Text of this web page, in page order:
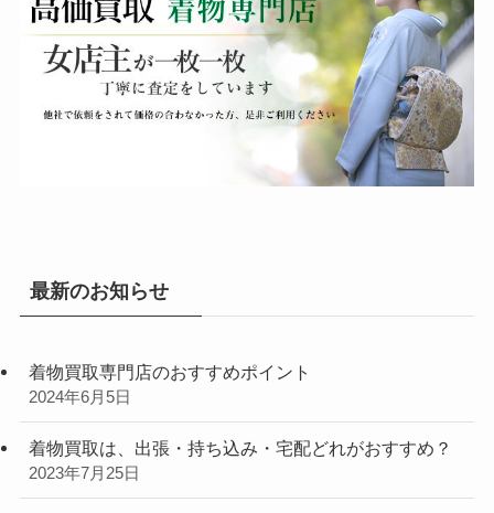
最新のお知らせ
着物買取専門店のおすすめポイント
2024年6月5日
着物買取は、出張・持ち込み・宅配どれがおすすめ？
2023年7月25日